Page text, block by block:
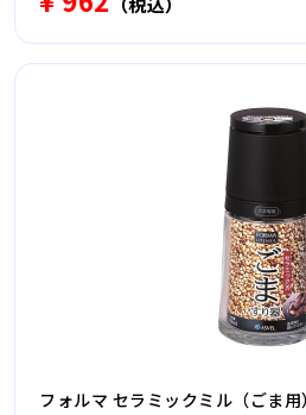
フォルマ セラミックミル（ごま